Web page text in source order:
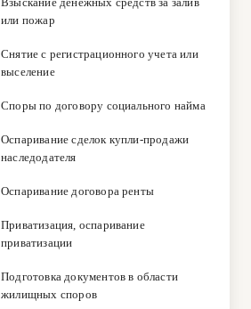
или пожар
Снятие с регистрационного учета или
выселение
Споры по договору социального найма
Оспаривание сделок купли-продажи
наследодателя
Оспаривание договора ренты
Приватизация, оспаривание
приватизации
Подготовка документов в области
жилищных споров